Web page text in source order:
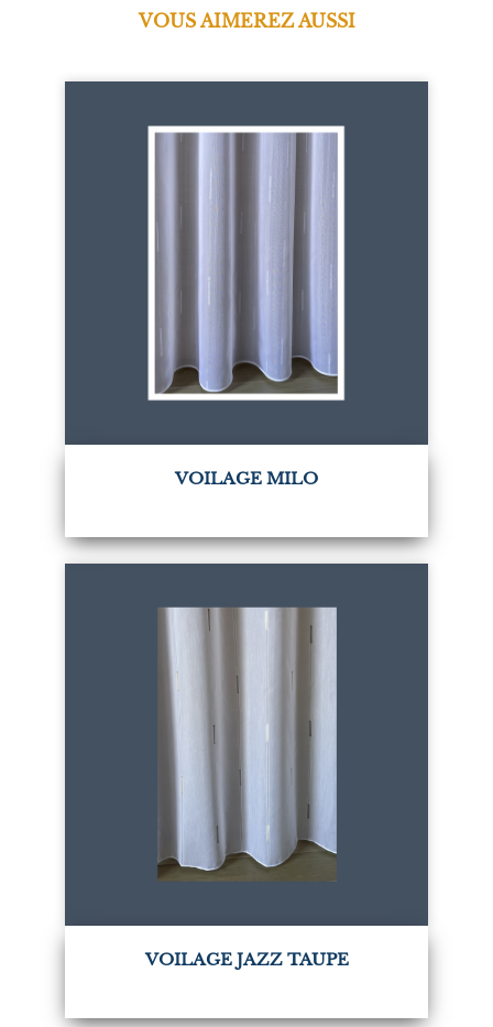
VOUS AIMEREZ AUSSI
VOILAGE MILO
VOILAGE JAZZ TAUPE